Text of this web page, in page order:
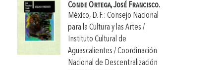
Conde Ortega, José Francisco.
Mèxico, D. F.: Consejo Nacional
para la Cultura y las Artes /
Instituto Cultural de
Aguascalientes / Coordinación
Nacional de Descentralización